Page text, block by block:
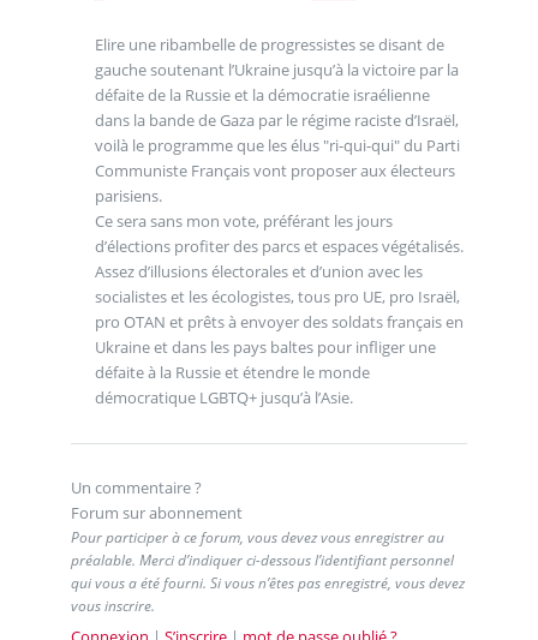
Elire une ribambelle de progressistes se disant de
gauche soutenant l’Ukraine jusqu’à la victoire par la
défaite de la Russie et la démocratie israélienne
dans la bande de Gaza par le régime raciste d’Israël,
voilà le programme que les élus "ri-qui-qui" du Parti
Communiste Français vont proposer aux électeurs
parisiens.
Ce sera sans mon vote, préférant les jours
d’élections profiter des parcs et espaces végétalisés.
Assez d’illusions électorales et d’union avec les
socialistes et les écologistes, tous pro UE, pro Israël,
pro OTAN et prêts à envoyer des soldats français en
Ukraine et dans les pays baltes pour infliger une
défaite à la Russie et étendre le monde
démocratique LGBTQ+ jusqu’à l’Asie.
Un commentaire ?
Forum sur abonnement
Pour participer à ce forum, vous devez vous enregistrer au
préalable. Merci d’indiquer ci-dessous l’identifiant personnel
qui vous a été fourni. Si vous n’êtes pas enregistré, vous devez
vous inscrire.